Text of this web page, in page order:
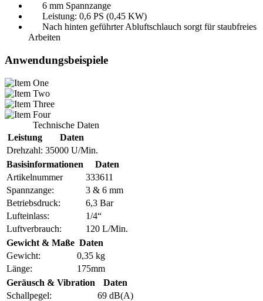
6 mm Spannzange
Leistung: 0,6 PS (0,45 KW)
Nach hinten geführter Abluftschlauch sorgt für staubfreies
Arbeiten
Anwendungsbeispiele
Technische Daten
Leistung
Daten
Drehzahl: 35000 U/Min.
Basisinformationen
Daten
Artikelnummer
333611
Spannzange:
3 & 6 mm
Betriebsdruck:
6,3 Bar
Lufteinlass:
1/4“
Luftverbrauch:
120 L/Min.
Gewicht & Maße Daten
Gewicht:
0,35 kg
Länge:
175mm
Geräusch & Vibration
Daten
Schallpegel:
69 dB(A)